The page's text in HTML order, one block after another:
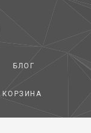
БЛОГ
КОРЗИНА